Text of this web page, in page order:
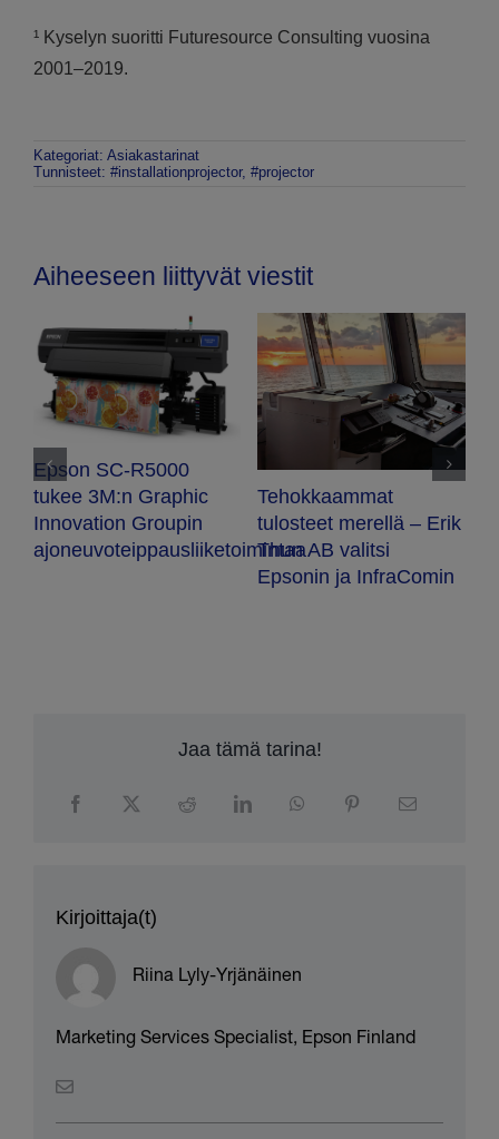
¹ Kyselyn suoritti Futuresource Consulting vuosina
2001–2019.
Kategoriat: Asiakastarinat
Tunnisteet: #installationprojector, #projector
Aiheeseen liittyvät viestit
Epson SC-R5000
tukee 3M:n Graphic
Innovation Groupin
ajoneuvoteippausliiketoimintaa
Tehokkaammat
tulosteet merellä – Erik
Thun AB valitsi
Epsonin ja InfraComin
Jaa tämä tarina!
Kirjoittaja(t)
Riina Lyly-Yrjänäinen
Marketing Services Specialist, Epson Finland